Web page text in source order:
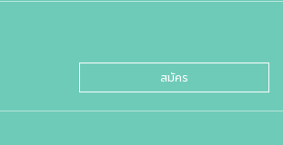
สมัคร